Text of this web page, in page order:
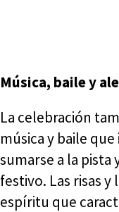
Música, baile y
La celebración
música y baile
sumarse a la
festivo. Las risas
espíritu que